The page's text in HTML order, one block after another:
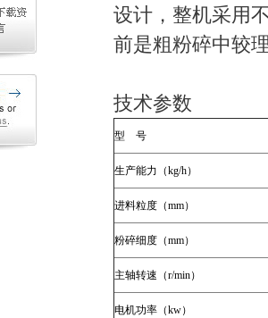
设计，整机采用
前是粗粉碎中较
技术参数
型 号
生产能力（kg/h）
进料粒度（mm）
粉碎细度（mm）
主轴转速（r/min）
电机功率（kw）